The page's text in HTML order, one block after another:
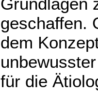
geschaffen.
dem
für die